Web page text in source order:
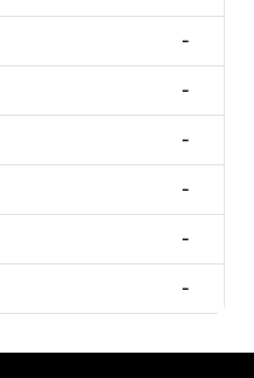
-
-
-
-
-
-